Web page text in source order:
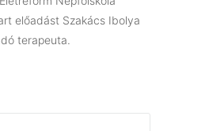
előadást Szakács Ibolya
terapeuta.